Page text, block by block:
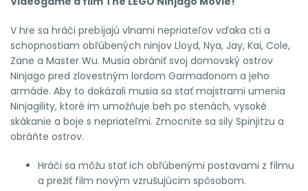
V hre sa hráči prebíjajú vlnami nepriateľov vďaka cti a
schopnostiam obľúbených ninjov Lloyd, Nya, Jay, Kai, Cole,
Zane a Master Wu. Musia obrániť svoj domovský ostrov
Ninjago pred zlovestným lordom Garmadonom a jeho
armáde. Aby to dokázali musia sa stať majstrami umenia
Ninjagility, ktoré im umožňuje beh po stenách, vysoké
skákanie a boje s nepriateľmi. Zmocnite sa sily Spinjitzu a
obráňte ostrov.
Hráči sa môžu stať ich obľúbenými postavami z filmu
a prežiť film novým vzrušujúcim spôsobom.